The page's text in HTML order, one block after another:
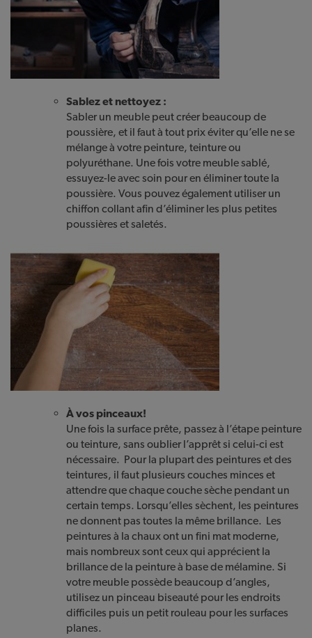
Sablez et nettoyez :
Sabler un meuble peut créer beaucoup de
poussière, et il faut à tout prix éviter qu’elle ne se
mélange à votre peinture, teinture ou
polyuréthane. Une fois votre meuble sablé,
essuyez-le avec soin pour en éliminer toute la
poussière. Vous pouvez également utiliser un
chiffon collant afin d’éliminer les plus petites
poussières et saletés.
À vos pinceaux!
Une fois la surface prête, passez à l’étape peinture
ou teinture, sans oublier l’apprêt si celui-ci est
nécessaire. Pour la plupart des peintures et des
teintures, il faut plusieurs couches minces et
attendre que chaque couche sèche pendant un
certain temps. Lorsqu’elles sèchent, les peintures
ne donnent pas toutes la même brillance. Les
peintures à la chaux ont un fini mat moderne,
mais nombreux sont ceux qui apprécient la
brillance de la peinture à base de mélamine. Si
votre meuble possède beaucoup d’angles,
utilisez un pinceau biseauté pour les endroits
difficiles puis un petit rouleau pour les surfaces
planes.